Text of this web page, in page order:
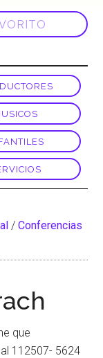
/ Conferencias
que
112507- 5624